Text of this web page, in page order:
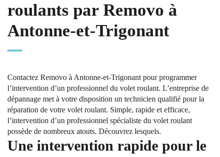
roulants par Removo à
Antonne-et-Trigonant
Contactez Removo à Antonne-et-Trigonant pour programmer
l’intervention d’un professionnel du volet roulant. L’entreprise de
dépannage met à votre disposition un technicien qualifié pour la
réparation de votre volet roulant. Simple, rapide et efficace,
l’intervention d’un professionnel spécialiste du volet roulant
possède de nombreux atouts. Découvrez lesquels.
Une intervention rapide pour le